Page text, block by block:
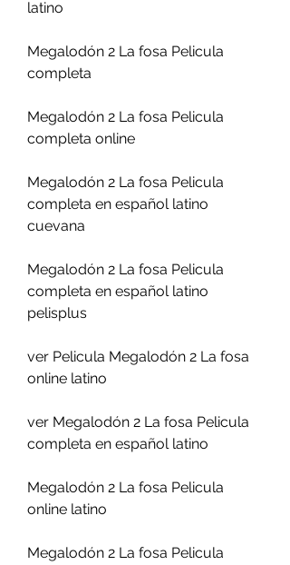
latino
Megalodón 2 La fosa Pelicula
completa
Megalodón 2 La fosa Pelicula
completa online
Megalodón 2 La fosa Pelicula
completa en español latino
cuevana
Megalodón 2 La fosa Pelicula
completa en español latino
pelisplus
ver Pelicula Megalodón 2 La fosa
online latino
ver Megalodón 2 La fosa Pelicula
completa en español latino
Megalodón 2 La fosa Pelicula
online latino
Megalodón 2 La fosa Pelicula